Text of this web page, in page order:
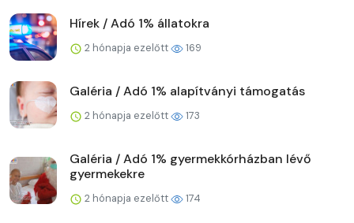
Hírek / Adó 1% állatokra
2 hónapja ezelőtt 169
Galéria / Adó 1% alapítványi támogatás
2 hónapja ezelőtt 173
Galéria / Adó 1% gyermekkórházban lévő
gyermekekre
2 hónapja ezelőtt 174